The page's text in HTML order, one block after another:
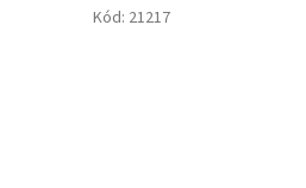
Kód: 21217